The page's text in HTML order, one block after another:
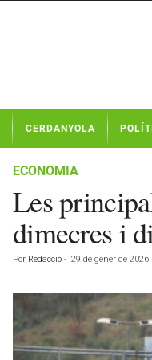
t
CERDANYOLA
ECONOMIA
Les
dimecres i
Por Redacció - 29 de gener de 2026